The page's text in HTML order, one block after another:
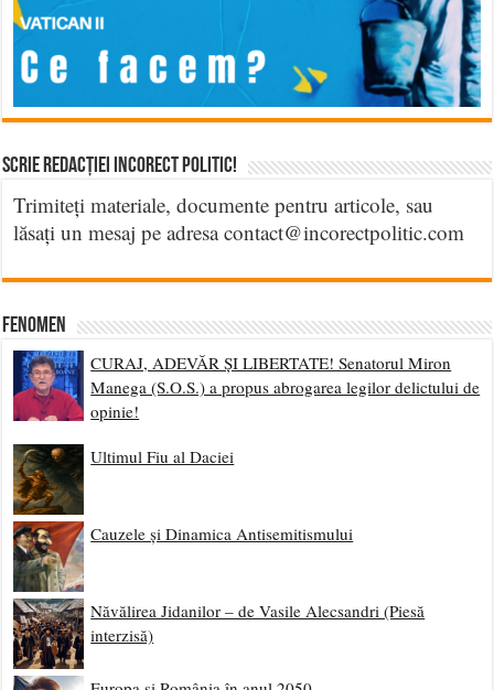
Scrie Redacției Incorect Politic!
Trimiteți materiale, documente pentru articole, sau
lăsați un mesaj pe adresa contact@incorectpolitic.com
Fenomen
CURAJ, ADEVĂR ȘI LIBERTATE! Senatorul Miron
Manega (S.O.S.) a propus abrogarea legilor delictului de
opinie!
Ultimul Fiu al Daciei
Cauzele și Dinamica Antisemitismului
Năvălirea Jidanilor – de Vasile Alecsandri (Piesă
interzisă)